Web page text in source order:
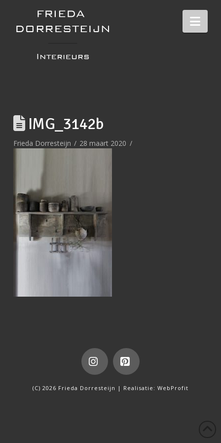
IMG_3142b
Frieda Dorresteijn 28 maart 2020
InstagramPinterest
(C) 2026 Frieda Dorresteijn | Realisatie: WebProfit